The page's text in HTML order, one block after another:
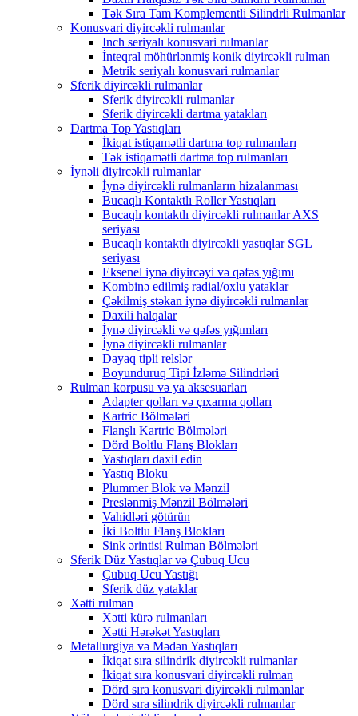
Tək Sıra Tam Komplementli Silindrli Rulmanlar
Konusvari diyircəkli rulmanlar
Inch seriyalı konusvari rulmanlar
İnteqral möhürlənmiş konik diyircəkli rulman
Metrik seriyalı konusvari rulmanlar
Sferik diyircəkli rulmanlar
Sferik diyircəkli rulmanlar
Sferik diyircəkli dartma yatakları
Dartma Top Yastıqları
İkiqat istiqamətli dartma top rulmanları
Tək istiqamətli dartma top rulmanları
İynəli diyircəkli rulmanlar
İynə diyircəkli rulmanların hizalanması
Bucaqlı Kontaktlı Roller Yastıqları
Bucaqlı kontaktlı diyircəkli rulmanlar AXS
seriyası
Bucaqlı kontaktlı diyircəkli yastıqlar SGL
seriyası
Eksenel iynə diyircəyi və qəfəs yığımı
Kombinə edilmiş radial/oxlu yataklar
Çəkilmiş stəkan iynə diyircəkli rulmanlar
Daxili halqalar
İynə diyircəkli və qəfəs yığımları
İynə diyircəkli rulmanlar
Dayaq tipli relslər
Boyunduruq Tipi İzləmə Silindrləri
Rulman korpusu və ya aksesuarları
Adapter qolları və çıxarma qolları
Kartric Bölmələri
Flanşlı Kartric Bölmələri
Dörd Boltlu Flanş Blokları
Yastıqları daxil edin
Yastıq Bloku
Plummer Blok və Mənzil
Preslənmiş Mənzil Bölmələri
Vahidləri götürün
İki Boltlu Flanş Blokları
Sink ərintisi Rulman Bölmələri
Sferik Düz Yastıqlar və Çubuq Ucu
Çubuq Ucu Yastığı
Sferik düz yataklar
Xətti rulman
Xətti kürə rulmanları
Xətti Hərəkət Yastıqları
Metallurgiya və Mədən Yastıqları
İkiqat sıra silindrik diyircəkli rulmanlar
İkiqat sıra konusvari diyircəkli rulman
Dörd sıra konusvari diyircəkli rulmanlar
Dörd sıra silindrik diyircəkli rulmanlar